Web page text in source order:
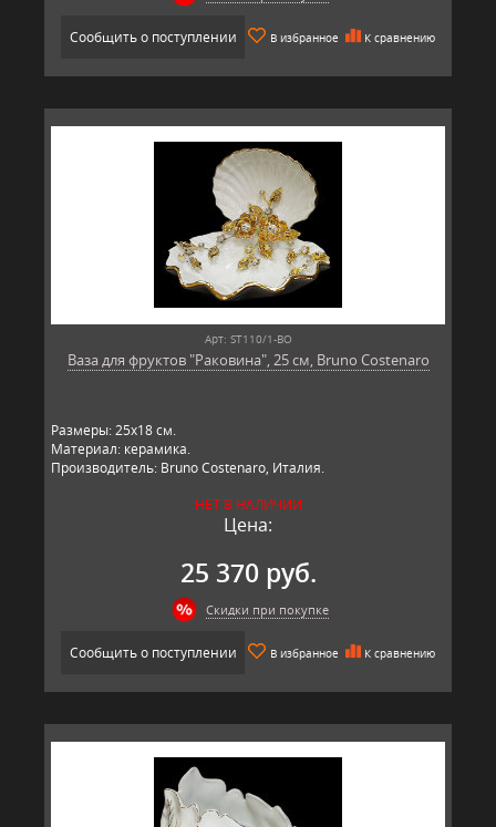
Сообщить о поступлении В избранное К сравнению
Арт: ST110/1-BO
Ваза для фруктов "Раковина", 25 см, Bruno Costenaro
Размеры: 25х18 см.
Материал: керамика.
Производитель: Bruno Costenaro, Италия.
НЕТ В НАЛИЧИИ
Цена:
25 370 руб.
Скидки при покупке
Сообщить о поступлении В избранное К сравнению